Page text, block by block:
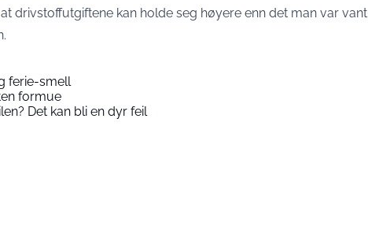
drivstoffutgiftene kan holde seg høyere enn det man var vant
ferie-smell
formue
Det kan bli en dyr feil